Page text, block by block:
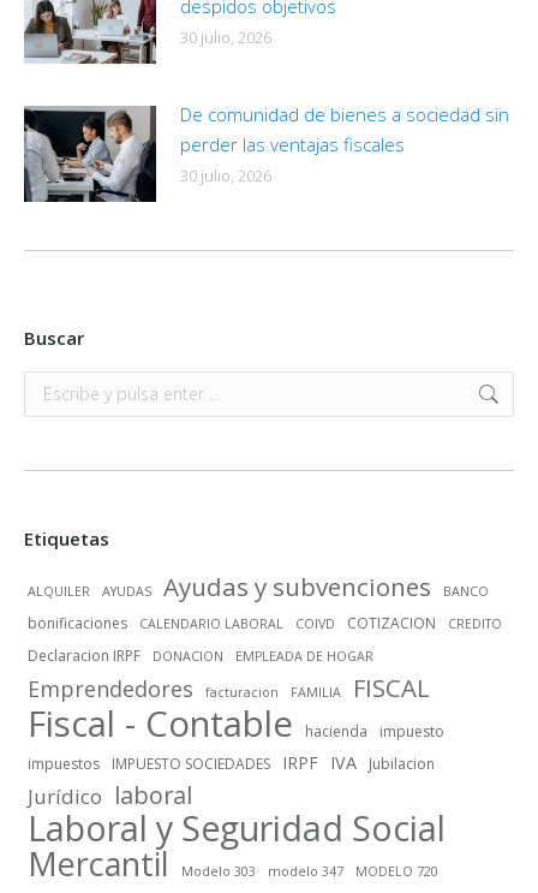
despidos objetivos
30 julio, 2026
De comunidad de bienes a sociedad sin
perder las ventajas fiscales
30 julio, 2026
Buscar
Buscar:
Etiquetas
ALQUILER AYUDAS Ayudas y subvenciones BANCO
bonificaciones CALENDARIO LABORAL COIVD COTIZACION CREDITO
Declaracion IRPF DONACION EMPLEADA DE HOGAR
Emprendedores facturacion FAMILIA FISCAL
Fiscal - Contable hacienda
impuesto
impuestos
IMPUESTO SOCIEDADES IRPF IVA Jubilacion
Jurídico laboral
Laboral y Seguridad Social
Mercantil Modelo 303 modelo 347
MODELO 720